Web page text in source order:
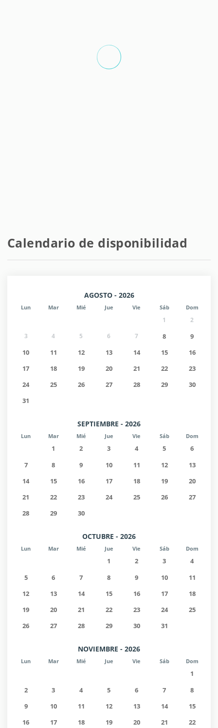
Calendario de disponibilidad
AGOSTO - 2026
Lun Mar Mié Jue Vie Sáb Dom
1
2
3
4 5 6 7 8
9
10
11 12 13 14 15
16
17
18 19 20 21 22
23
24
25 26 27 28 29
30
31
SEPTIEMBRE - 2026
Lun Mar Mié Jue Vie Sáb Dom
1 2 3 4 5
6
7
8 9 10 11 12
13
14
15 16 17 18 19
20
21
22 23 24 25 26
27
28
29 30
OCTUBRE - 2026
Lun Mar Mié Jue Vie Sáb Dom
1 2 3
4
5
6 7 8 9 10
11
12
13 14 15 16 17
18
19
20 21 22 23 24
25
26
27 28 29 30 31
NOVIEMBRE - 2026
Lun Mar Mié Jue Vie Sáb Dom
1
2
3 4 5 6 7
8
9
10 11 12 13 14
15
16
17 18 19 20 21
22